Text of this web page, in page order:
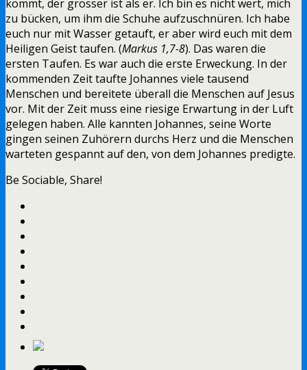
kommt, der grösser ist als er. Ich bin es nicht wert, mich
zu bücken, um ihm die Schuhe aufzuschnüren. Ich habe
euch nur mit Wasser getauft, er aber wird euch mit dem
Heiligen Geist taufen. (Markus 1,7-8). Das waren die
ersten Taufen. Es war auch die erste Erweckung. In der
kommenden Zeit taufte Johannes viele tausend
Menschen und bereitete überall die Menschen auf Jesus
vor. Mit der Zeit muss eine riesige Erwartung in der Luft
gelegen haben. Alle kannten Johannes, seine Worte
gingen seinen Zuhörern durchs Herz und die Menschen
warteten gespannt auf den, von dem Johannes predigte.
Be Sociable, Share!